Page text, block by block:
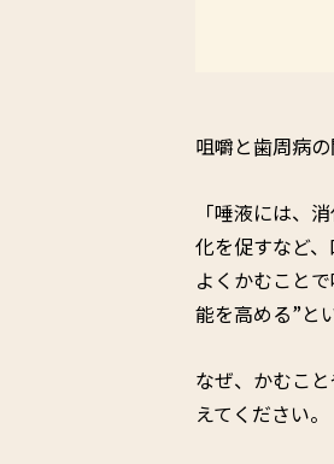
咀嚼と歯周病
「唾液には、
化を促すなど
よくかむこと
能を高める”と
なぜ、かむこ
えてください。